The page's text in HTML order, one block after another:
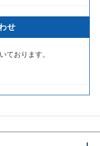
せ
ております。